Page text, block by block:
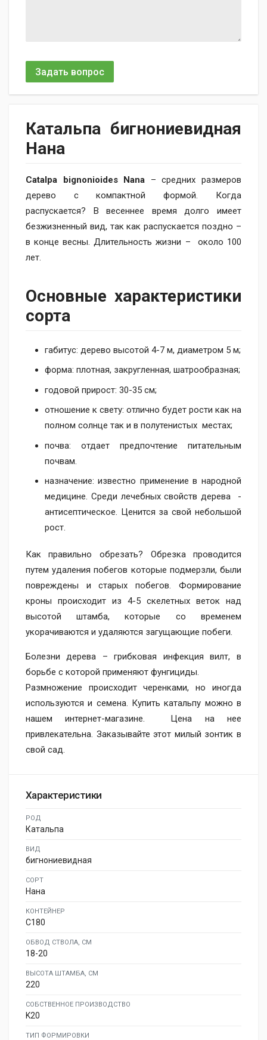
Задать вопрос
Катальпа бигнониевидная
Нана
Catalpa bignonioides Nana – средних размеров
дерево с компактной формой. Когда
распускается? В весеннее время долго имеет
безжизненный вид, так как распускается поздно –
в конце весны. Длительность жизни – около 100
лет.
Основные характеристики
сорта
габитус: дерево высотой 4-7 м, диаметром 5 м;
форма: плотная, закругленная, шатрообразная;
годовой прирост: 30-35 см;
отношение к свету: отлично будет рости как на
полном солнце так и в полутенистых местах;
почва: отдает предпочтение питательным
почвам.
назначение: известно применение в народной
медицине. Среди лечебных свойств дерева -
антисептическое. Ценится за свой небольшой
рост.
Как правильно обрезать?
Обрезка проводится
путем удаления побегов которые подмерзли, были
повреждены и старых побегов. Формирование
кроны происходит из 4-5 скелетных веток над
высотой штамба, которые со временем
укорачиваются и удаляются загущающие побеги.
Болезни дерева – грибковая инфекция вилт, в
борьбе с которой применяют фунгициды.
Размножение происходит черенками, но иногда
используются и семена. Купить катальпу можно в
нашем интернет-магазине. Цена на нее
привлекательна. Заказывайте этот милый зонтик в
свой сад.
Характеристики
РОД
Катальпа
ВИД
бигнониевидная
СОРТ
Нана
КОНТЕЙНЕР
C180
ОБВОД СТВОЛА, СМ
18-20
ВЫСОТА ШТАМБА, СМ
220
СОБСТВЕННОЕ ПРОИЗВОДСТВО
K20
ТИП ФОРМИРОВКИ